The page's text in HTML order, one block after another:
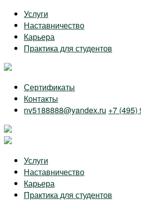
Skip
content
Услуги
Наставничество
Карьера
Практика для студентов
Сертификаты
Контакты
nv5188888@yandex.ru +7 (495)
Услуги
Наставничество
Карьера
Практика для студентов